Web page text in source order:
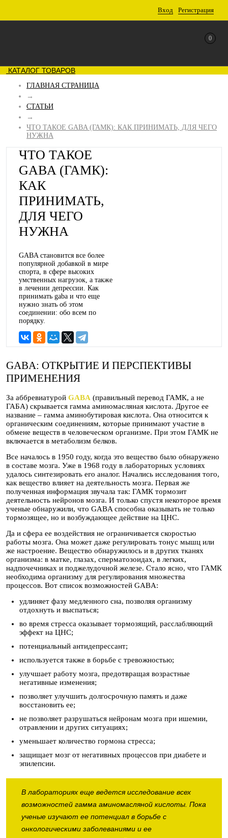
Вход Регистрация
0
КАТАЛОГ ТОВАРОВ
ГЛАВНАЯ СТРАНИЦА
→
СТАТЬИ
→
ЧТО ТАКОЕ GABA (ГАМК): КАК ПРИНИМАТЬ, ДЛЯ ЧЕГО
НУЖНА
ЧТО ТАКОЕ
GABA (ГАМК):
КАК
ПРИНИМАТЬ,
ДЛЯ ЧЕГО
НУЖНА
GABA становится все более
популярной добавкой в мире
спорта, в сфере высоких
умственных нагрузок, а также
в лечении депрессии. Как
принимать gaba и что еще
нужно знать об этом
соединении: обо всем по
порядку.
GABA: ОТКРЫТИЕ И ПЕРСПЕКТИВЫ
ПРИМЕНЕНИЯ
За аббревиатурой GABA (правильный перевод ГАМК, а не
ГАБА) скрывается гамма аминомасляная кислота. Другое ее
название – гамма аминобутировая кислота. Она относится к
органическим соединениям, которые принимают участие в
обмене веществ в человеческом организме. При этом ГАМК не
включается в метаболизм белков.
Все началось в 1950 году, когда это вещество было обнаружено
в составе мозга. Уже в 1968 году в лабораторных условиях
удалось синтезировать его аналог. Начались исследования того,
как вещество влияет на деятельность мозга. Первая же
полученная информация звучала так: ГАМК тормозит
деятельность нейронов мозга. И только спустя некоторое время
ученые обнаружили, что GABA способна оказывать не только
тормозящее, но и возбуждающее действие на ЦНС.
Да и сфера ее воздействия не ограничивается скоростью
работы мозга. Она может даже регулировать тонус мышц или
же настроение. Вещество обнаружилось и в других тканях
организма: в матке, глазах, сперматозоидах, в легких,
надпочечниках и поджелудочной железе. Стало ясно, что ГАМК
необходима организму для регулирования множества
процессов. Вот список возможностей GABA:
удлиняет фазу медленного сна, позволяя организму
отдохнуть и выспаться;
во время стресса оказывает тормозящий, расслабляющий
эффект на ЦНС;
потенциальный антидепрессант;
используется также в борьбе с тревожностью;
улучшает работу мозга, предотвращая возрастные
негативные изменения;
позволяет улучшить долгосрочную память и даже
восстановить ее;
не позволяет разрушаться нейронам мозга при ишемии,
отравлении и других ситуациях;
уменьшает количество гормона стресса;
защищает мозг от негативных процессов при диабете и
эпилепсии.
В лабораториях еще ведется исследование всех
возможностей гамма аминомасляной кислоты. Пока
ученые изучают ее потенциал в борьбе с
онкологическими заболеваниями и ее